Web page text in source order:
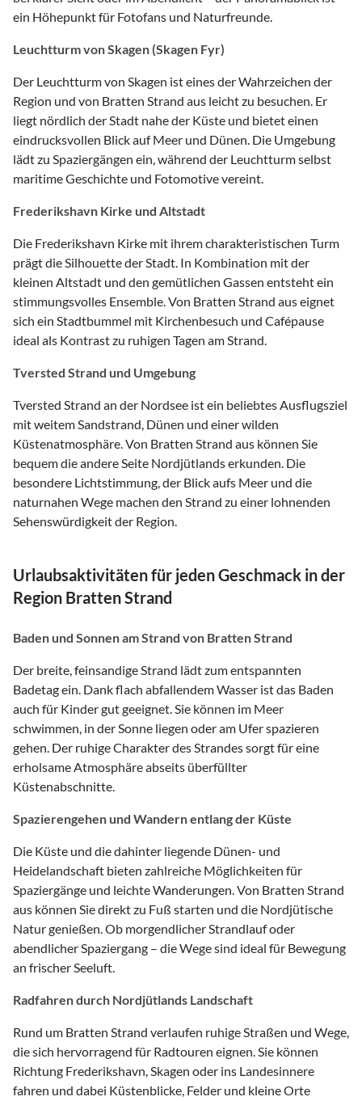
ein Höhepunkt für Fotofans und Naturfreunde.
Leuchtturm von Skagen (Skagen Fyr)
Der Leuchtturm von Skagen ist eines der Wahrzeichen der
Region und von Bratten Strand aus leicht zu besuchen. Er
liegt nördlich der Stadt nahe der Küste und bietet einen
eindrucksvollen Blick auf Meer und Dünen. Die Umgebung
lädt zu Spaziergängen ein, während der Leuchtturm selbst
maritime Geschichte und Fotomotive vereint.
Frederikshavn Kirke und Altstadt
Die Frederikshavn Kirke mit ihrem charakteristischen Turm
prägt die Silhouette der Stadt. In Kombination mit der
kleinen Altstadt und den gemütlichen Gassen entsteht ein
stimmungsvolles Ensemble. Von Bratten Strand aus eignet
sich ein Stadtbummel mit Kirchenbesuch und Cafépause
ideal als Kontrast zu ruhigen Tagen am Strand.
Tversted Strand und Umgebung
Tversted Strand an der Nordsee ist ein beliebtes Ausflugsziel
mit weitem Sandstrand, Dünen und einer wilden
Küstenatmosphäre. Von Bratten Strand aus können Sie
bequem die andere Seite Nordjütlands erkunden. Die
besondere Lichtstimmung, der Blick aufs Meer und die
naturnahen Wege machen den Strand zu einer lohnenden
Sehenswürdigkeit der Region.
Urlaubsaktivitäten für jeden Geschmack in der
Region Bratten Strand
Baden und Sonnen am Strand von Bratten Strand
Der breite, feinsandige Strand lädt zum entspannten
Badetag ein. Dank flach abfallendem Wasser ist das Baden
auch für Kinder gut geeignet. Sie können im Meer
schwimmen, in der Sonne liegen oder am Ufer spazieren
gehen. Der ruhige Charakter des Strandes sorgt für eine
erholsame Atmosphäre abseits überfüllter
Küstenabschnitte.
Spazierengehen und Wandern entlang der Küste
Die Küste und die dahinter liegende Dünen- und
Heidelandschaft bieten zahlreiche Möglichkeiten für
Spaziergänge und leichte Wanderungen. Von Bratten Strand
aus können Sie direkt zu Fuß starten und die Nordjütische
Natur genießen. Ob morgendlicher Strandlauf oder
abendlicher Spaziergang – die Wege sind ideal für Bewegung
an frischer Seeluft.
Radfahren durch Nordjütlands Landschaft
Rund um Bratten Strand verlaufen ruhige Straßen und Wege,
die sich hervorragend für Radtouren eignen. Sie können
Richtung Frederikshavn, Skagen oder ins Landesinnere
fahren und dabei Küstenblicke, Felder und kleine Orte